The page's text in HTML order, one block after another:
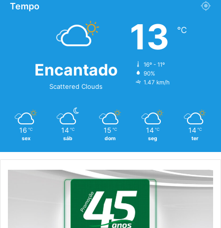
Tempo
Encantado
Scattered Clouds
13 ℃
16º - 11º
90%
1.47 km/h
16 ℃
sex
14 ℃
sáb
15 ℃
dom
14 ℃
seg
14 ℃
ter